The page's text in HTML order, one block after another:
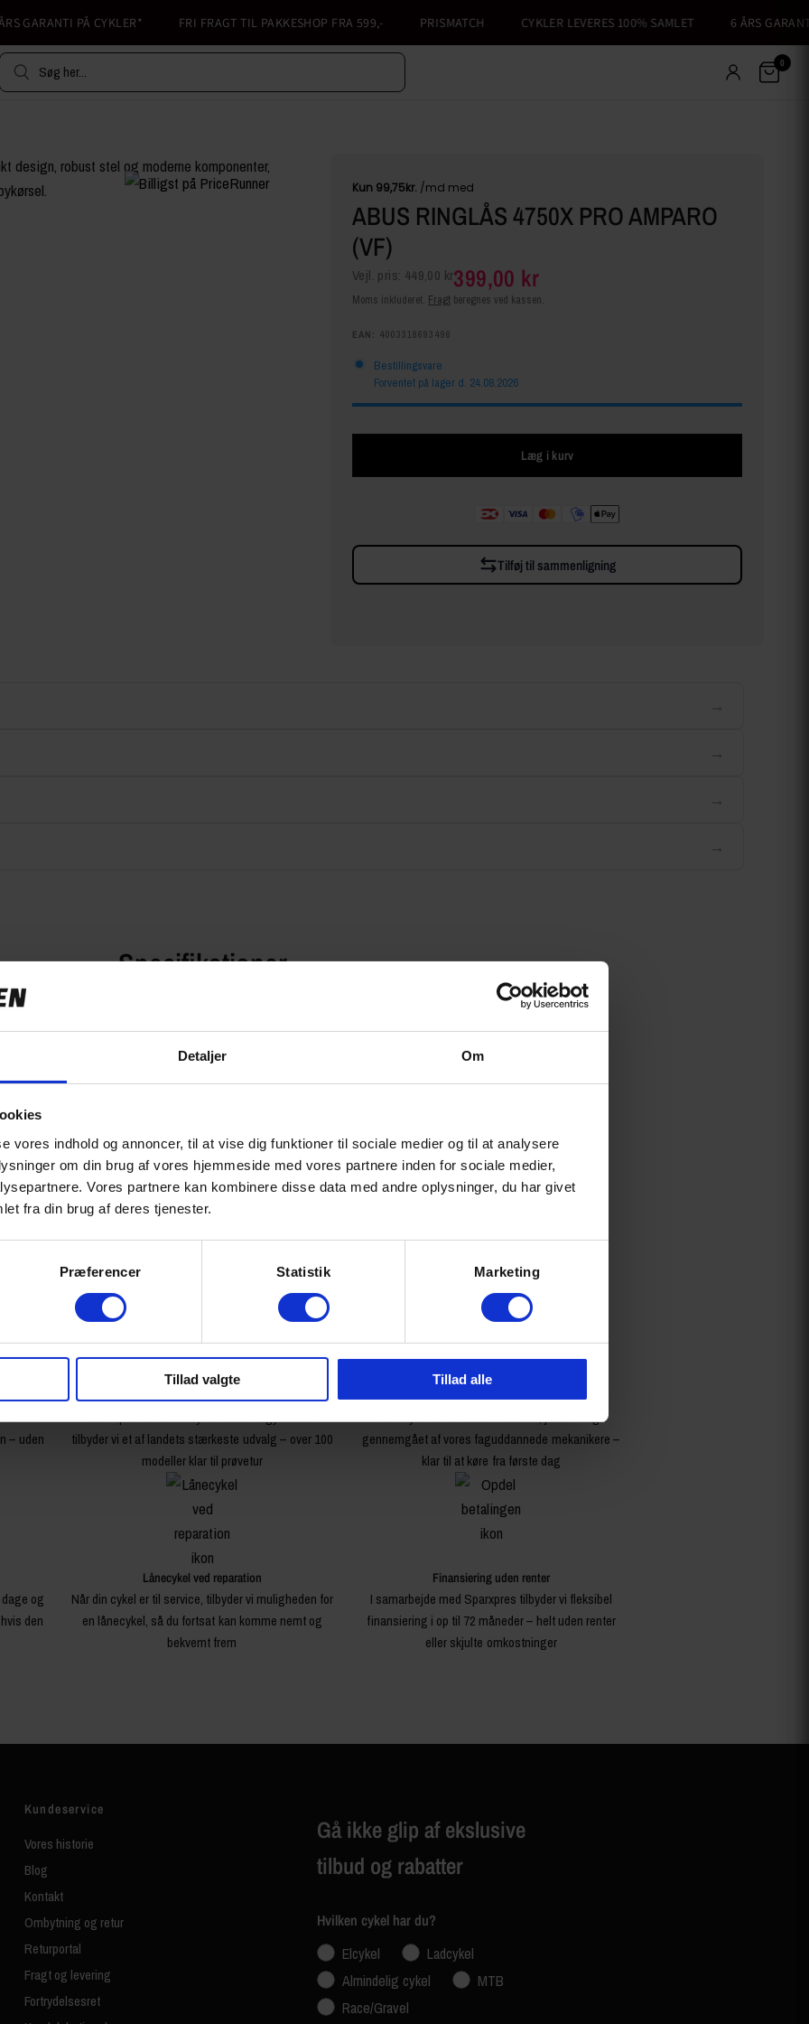
Detaljer Om
vores indhold og annoncer, til at vise dig funktioner til sociale medier og til at analysere
om din brug af vores hjemmeside med vores partnere inden for sociale medier,
Vores partnere kan kombinere disse data med andre oplysninger, du har givet
fra din brug af deres tjenester.
Præferencer Statistik Marketing
Tillad valgte Tillad alle
GARANTI PÅ CYKLER* FRI FRAGT TIL PAKKESHOP FRA 599,- PRISMATCH CYKLER LEVERES 100% SAMLET 6 ÅRS GARANTI
Søg her... 0
ABUS RINGLÅS 4750X PRO AMPARO
(VF)
Vejl. pris: 449,00 kr399,00 kr
Moms inkluderet. Fragt beregnes ved kassen.
EAN: 4003318693496
Bestillingsvare
Forventet på lager d. 24.08.2026
Læg i kurv
Tilføj til sammenligning
→
→
→
→
Specifikationer
69349
du din
– uden
Ekspert i elcykler
Som specialister i elcykler siden begyndelsen
tilbyder vi et af landets stærkeste udvalg – over 100
modeller klar til prøvetur
Leveres samlet & køreklar
Din cykel leveres 100% samlet, justeret og
gennemgået af vores faguddannede mekanikere –
klar til at køre fra første dag
og
den
Lånecykel ved reparation
Når din cykel er til service, tilbyder vi muligheden for
en lånecykel, så du fortsat kan komme nemt og
bekvemt frem
Finansiering uden renter
I samarbejde med Sparxpres tilbyder vi fleksibel
finansiering i op til 72 måneder – helt uden renter
eller skjulte omkostninger
Kundeservice
Vores historie
Blog
Kontakt
Ombytning og retur
Returportal
Fragt og levering
Fortrydelsesret
Gå ikke glip af ekslusive
tilbud og rabatter
Hvilken cykel har du?
Elcykel
Ladcykel
Almindelig cykel
MTB
Race/Gravel